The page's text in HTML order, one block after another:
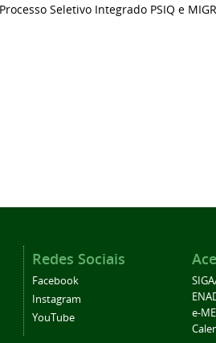
Processo Seletivo Integrado PSIQ e
Redes Sociais
Facebook
Instagram
YouTube
e-